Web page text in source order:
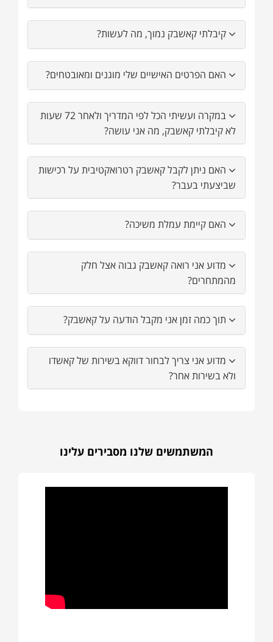
קיבלתי קאשבק נמוך, מה לעשות?
האם הפרטים האישיים שלי מוגנים ומאובטחים?
במקרה ועשיתי הכל לפי המדריך ולאחר 72 שעות
לא קיבלתי קאשבק, מה אני עושה?
האם ניתן לקבל קאשבק רטרואקטיבית על רכישות
שביצעתי בעבר?
האם קיימת עמלת משיכה?
מדוע אני רואה קאשבק גבוה אצל חלק
מהמתחרים?
תוך כמה זמן אני מקבל הודעה על קאשבק?
מדוע אני צריך לבחור דווקא בשירות של קאשדו
ולא בשירות אחר?
המשתמשים שלנו מסבירים עלינו